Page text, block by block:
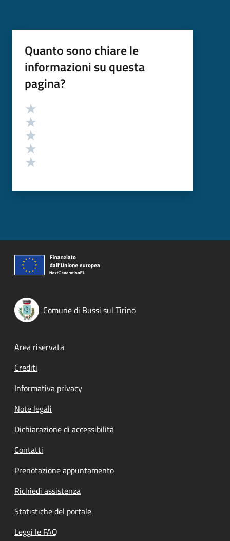
Quanto sono chiare le
informazioni su questa
pagina?
Valutazione
Comune di Bussi sul Tirino
Footer menu
Area riservata
Crediti
Informativa privacy
Note legali
Dichiarazione di accessibilità
Contatti
Prenotazione appuntamento
Richiedi assistenza
Statistiche del portale
Leggi le FAQ